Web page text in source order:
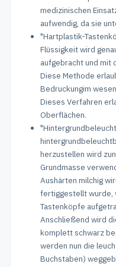
medizinischen
aufwendig, da sie
"Hartplastik-
Flüssigkeit wird
aufgebracht und mit
Diese Methode
Bedruckungim
Dieses Verfahren
Oberflächen.
herzustellen wird
Grundmasse
Aushärten milchig
fertiggestellt wurde,
Tastenköpfe
Anschließend wird
komplett schwarz
werden nun die
Buchstaben)